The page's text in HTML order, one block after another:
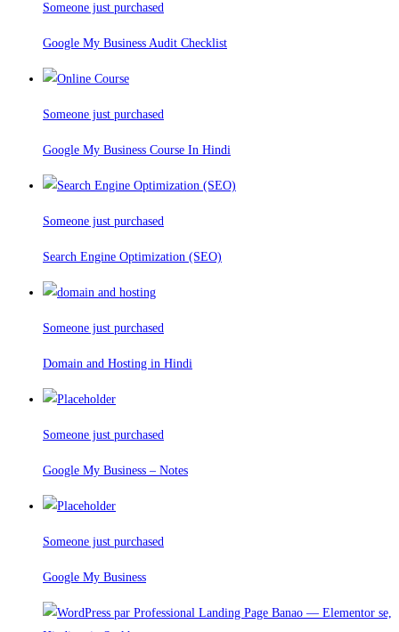
Someone just purchased
Google My Business Audit Checklist
Someone just purchased
Google My Business Course In Hindi
Someone just purchased
Search Engine Optimization (SEO)
Someone just purchased
Domain and Hosting in Hindi
Someone just purchased
Google My Business – Notes
Someone just purchased
Google My Business